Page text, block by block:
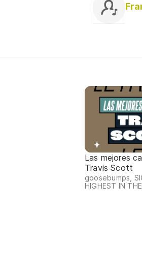
Las mejores
Travis Scott
goosebumps,
HIGHEST IN